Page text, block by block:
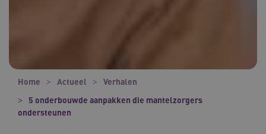
Home Actueel
Verhalen
5 onderbouwde aanpakken die mantelzorgers
ondersteunen